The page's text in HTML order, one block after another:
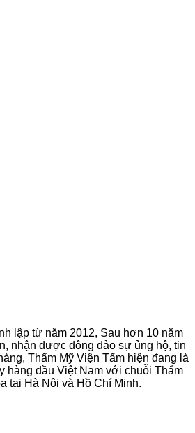
lập từ năm 2012, Sau hơn 10 năm
nhận được đông đảo sự ủng hộ, tin
Thẩm Mỹ Viện Tấm hiện đang là
hàng đầu Việt Nam với chuỗi Thẩm
tại Hà Nội và Hồ Chí Minh.